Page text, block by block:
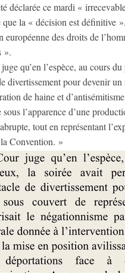
déclarée ce mardi «
que la « décision est définitive
européenne des droits de
».
qu’en l’espèce, au cours
divertissement pour devenir
de haine et
sous l’apparence d’une
tout en représentant
Convention. »